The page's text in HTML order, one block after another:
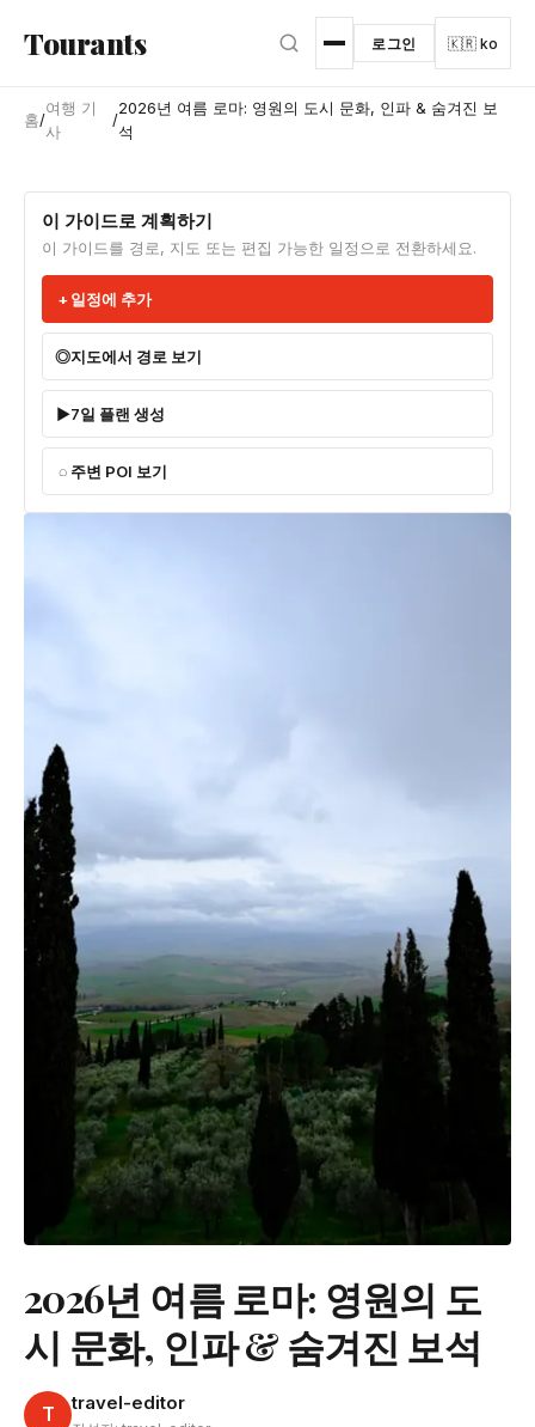
Tourants 로그인 🇰🇷 ko
홈/
여행 기
사
/
2026년 여름 로마: 영원의 도시 문화, 인파 & 숨겨진 보
석
이 가이드로 계획하기
이 가이드를 경로, 지도 또는 편집 가능한 일정으로 전환하세요.
일정에 추가
지도에서 경로 보기
7일 플랜 생성
주변 POI 보기
2026년 여름 로마: 영원의 도
시 문화, 인파 & 숨겨진 보석
T travel-editor